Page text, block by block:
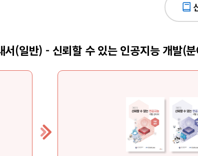
(일반) - 신뢰할 수 있는 인공지능 개발(